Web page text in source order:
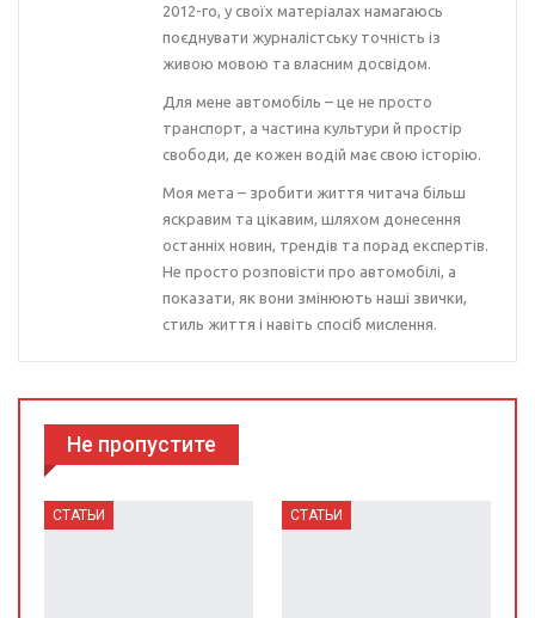
2012-го, у своїх матеріалах намагаюсь
поєднувати журналістську точність із
живою мовою та власним досвідом.
Для мене автомобіль – це не просто
транспорт, а частина культури й простір
свободи, де кожен водій має свою історію.
Моя мета – зробити життя читача більш
яскравим та цікавим, шляхом донесення
останніх новин, трендів та порад експертів.
Не просто розповісти про автомобілі, а
показати, як вони змінюють наші звички,
стиль життя і навіть спосіб мислення.
Не пропустите
СТАТЬИ СТАТЬИ